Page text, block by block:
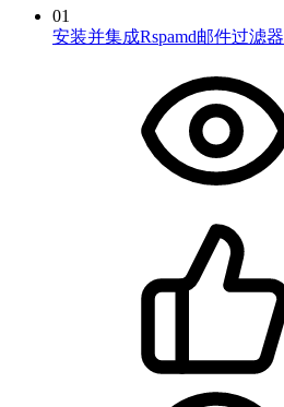
01
安装并集成Rspamd邮件过滤器